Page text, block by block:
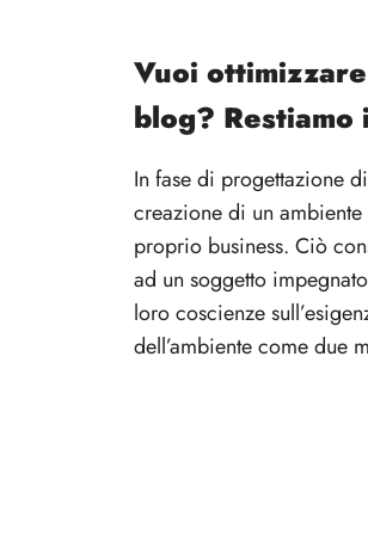
Vuoi
blog? Restiamo
In fase di progettazione
creazione di un
proprio business. Ciò
ad un soggetto
loro coscienze
dell’ambiente come due